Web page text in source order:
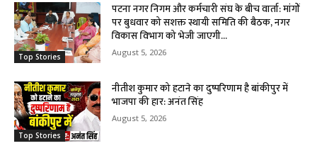
Top Stories
पटना नगर निगम और कर्मचारी संघ के बीच वार्ता: मांगों
पर बुधवार को सशक्त स्थायी समिति की बैठक, नगर
विकास विभाग को भेजी जाएगी...
August 5, 2026
Top Stories
नीतीश कुमार को हटाने का दुष्परिणाम है बांकीपुर में
भाजपा की हार: अनंत सिंह
August 5, 2026